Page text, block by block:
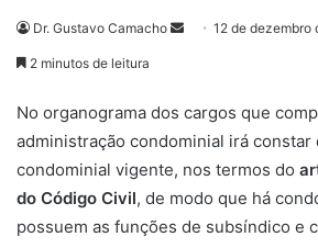
Dr. Gustavo Camacho
d
-
12 de dezembro
2 minutos de leitura
No organograma dos cargos que
administração condominial irá constar
condominial vigente, nos termos do
do Código Civil, de modo que há
possuem as funções de subsíndico e